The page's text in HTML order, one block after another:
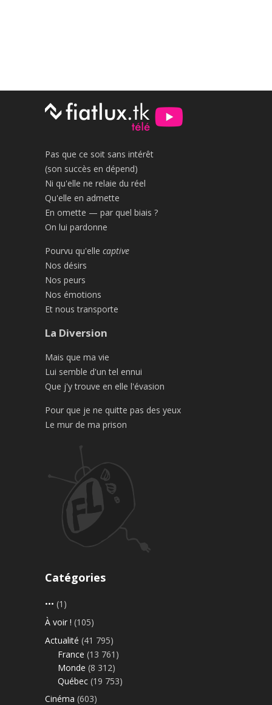
Pas que ce soit sans intérêt
(son succès en dépend)
Ni qu'elle ne relaie du réel
Qu'elle en admette
En omette — par quel biais ?
On lui pardonne
Pourvu qu'elle captive
Nos désirs
Nos peurs
Nos émotions
Et nous transporte
La Diversion
Mais que ma vie
Lui semble d'un tel ennui
Que j'y trouve en elle l'évasion
Pour que je ne quitte pas des yeux
Le mur de ma prison
Catégories
••• (1)
À voir ! (105)
Actualité (41 795)
France (13 761)
Monde (8 312)
Québec (19 753)
Cinéma (603)